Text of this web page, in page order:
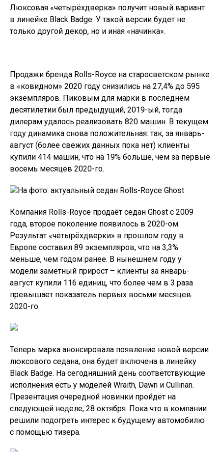
Компания Rolls-Royce продаёт седан Ghost c 2009
года, второе поколение появилось в 2020-ом.
Результат «четырёхдверки» в прошлом году в
модели заметный прирост – клиенты за январь-
август купили 116 единиц, что более чем в 3 раза
превышает показатель первых восьми месяцев
Теперь марка анонсировала появление новой версии
люксового седана, она будет включена в линейку
Black Badge. На сегодняшний день соответствующие
исполнения есть у моделей Wraith, Dawn и Cullinan.
Презентация очередной новинки пройдёт на
следующей неделе, 28 октября. Пока что в компании
решили подогреть интерес к будущему автомобилю
с помощью тизера.
У такой версии будут элементы декора чёрного
цвета как в экстерьере, так и в интерьере. Какие
именно детали будут изменены, станет известно в
ходе презентации. Предполагается, что вариант Black
Badge окажется самым мощным в линейке Ghost (по
аналогии с другими моделями бренда).
Отметим, актуальный «обычный» Rolls-Royce Ghost
оснащается двигателем V12 с двумя
турбокомпрессорами, его объём составляет 6,75
литра, мощность равна 571 л.с., а максимальный
крутящий момент – 850 Нм. По предварительным
данным, мотор у новой версии Black Badge будет
таким же, но его форсируют до 600 л.с., а крутящий